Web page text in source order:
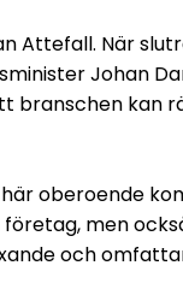
Attefall. När
Johan
branschen kan
oberoende
men
och